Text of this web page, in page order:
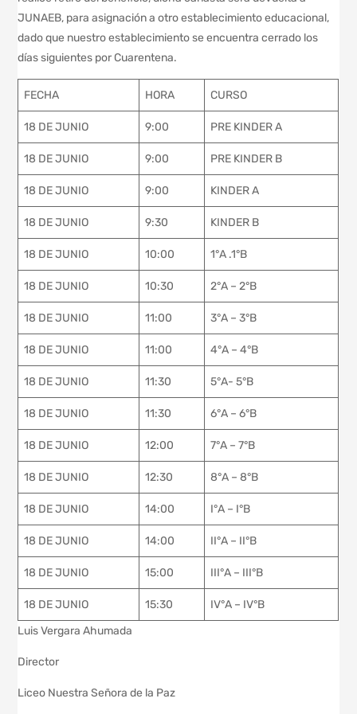
JUNAEB, para asignación a otro establecimiento educacional,
dado que nuestro establecimiento se encuentra cerrado los
días siguientes por Cuarentena.
FECHA HORA CURSO
18 DE JUNIO 9:00 PRE KINDER A
18 DE JUNIO 9:00 PRE KINDER B
18 DE JUNIO 9:00 KINDER A
18 DE JUNIO 9:30 KINDER B
18 DE JUNIO 10:00 1°A .1°B
18 DE JUNIO 10:30 2°A – 2°B
18 DE JUNIO 11:00 3°A – 3°B
18 DE JUNIO 11:00 4°A – 4°B
18 DE JUNIO 11:30 5°A- 5°B
18 DE JUNIO 11:30 6°A – 6°B
18 DE JUNIO 12:00 7°A – 7°B
18 DE JUNIO 12:30 8°A – 8°B
18 DE JUNIO 14:00 I°A – I°B
18 DE JUNIO 14:00 II°A – II°B
18 DE JUNIO 15:00 III°A – III°B
18 DE JUNIO 15:30
IV°A – IV°B
Luis Vergara Ahumada
Director
Liceo Nuestra Señora de la Paz